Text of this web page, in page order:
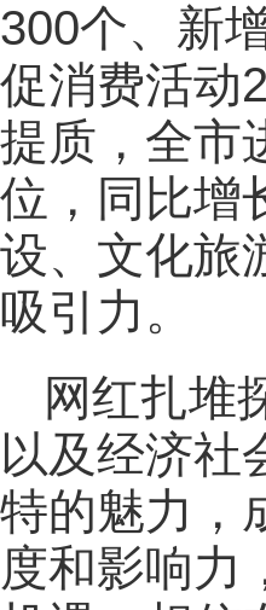
300个、新
促消费活动
提质，全市
位，同比增
设、文化旅
吸引力。
网红扎堆
以及经济社
特的魅力，
度和影响力